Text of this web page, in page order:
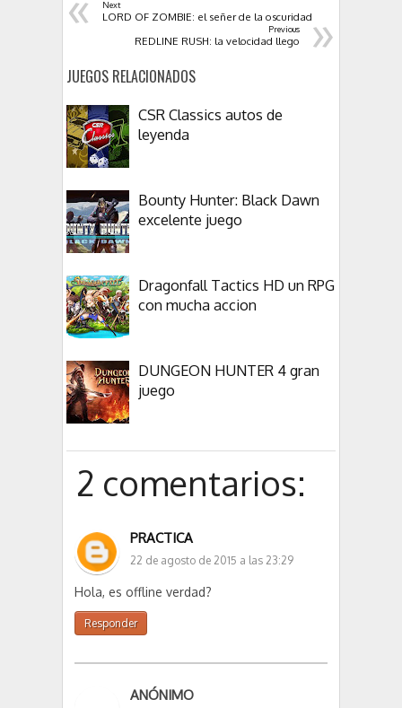
Next
LORD OF ZOMBIE: el señer de la oscuridad»
Previous
REDLINE RUSH: la velocidad llego
JUEGOS RELACIONADOS
CSR Classics autos de
leyenda
Bounty Hunter: Black Dawn
excelente juego
Dragonfall Tactics HD un RPG
con mucha accion
DUNGEON HUNTER 4 gran
juego
2 comentarios:
PRACTICA
22 de agosto de 2015 a las 23:29
Hola, es offline verdad?
Responder
ANÓNIMO